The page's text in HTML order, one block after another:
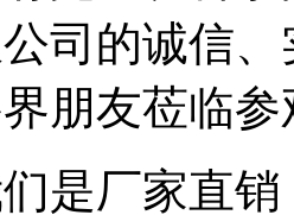
司的诚信
朋友莅临
厂家直销